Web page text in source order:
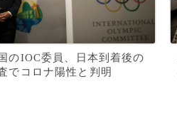
のIOC委員、日本到着後の
でコロナ陽性と判明